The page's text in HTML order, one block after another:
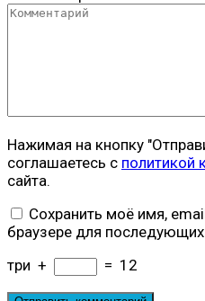
Нажимая на кнопку
соглашаетесь с политикой
сайта.
Сохранить моё имя,
браузере для
три + = 12